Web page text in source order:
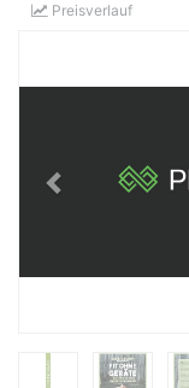
Preisverlauf